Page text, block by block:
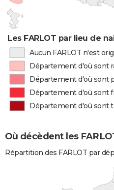
Les FARLOT par lieu de
Aucun FARLOT n'est
Département d'où sont
Département d'où sont
Département d'où sont
Département d'où sont
Où décèdent les
Répartition des FARLOT par